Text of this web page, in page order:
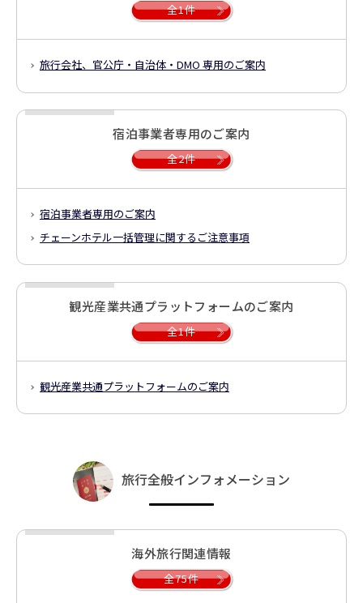
全1件
旅行会社、官公庁・自治体・DMO 専用のご案内
宿泊事業者専用のご案内
全2件
宿泊事業者専用のご案内
チェーンホテル一括管理に関するご注意事項
観光産業共通プラットフォームのご案内
全1件
観光産業共通プラットフォームのご案内
旅行全般インフォメーション
海外旅行関連情報
全75件